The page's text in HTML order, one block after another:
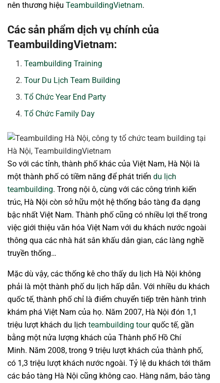
nên thương hiệu TeambuildingVietnam.
Các sản phẩm dịch vụ chính của
TeambuildingVietnam:
Teambuilding Training
Tour Du Lịch Team Building
Tổ Chức Year End Party
Tổ Chức Family Day
So với các tỉnh, thành phố khác của Việt Nam, Hà Nội là
một thành phố có tiềm năng để phát triển du lịch
teambuilding. Trong nội ô, cùng với các công trình kiến
trúc, Hà Nội còn sở hữu một hệ thống bảo tàng đa dạng
bậc nhất Việt Nam. Thành phố cũng có nhiều lợi thế trong
việc giới thiệu văn hóa Việt Nam với du khách nước ngoài
thông qua các nhà hát sân khấu dân gian, các làng nghề
truyền thống…
Mặc dù vậy, các thống kê cho thấy du lịch Hà Nội không
phải là một thành phố du lịch hấp dẫn. Với nhiều du khách
quốc tế, thành phố chỉ là điểm chuyển tiếp trên hành trình
khám phá Việt Nam của họ. Năm 2007, Hà Nội đón 1,1
triệu lượt khách du lịch teambuilding tourquốc tế, gần
bằng một nửa lượng khách của Thành phố Hồ Chí
Minh. Năm 2008, trong 9 triệu lượt khách của thành phố,
có 1,3 triệu lượt khách nước ngoài. Tỷ lệ du khách tới thăm
các bảo tàng Hà Nội cũng không cao. Hàng năm, bảo tàng